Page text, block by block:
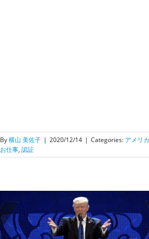
By横山 美佐子 | 2020/12/14 | Categories: アメリカ
お仕事, 認証